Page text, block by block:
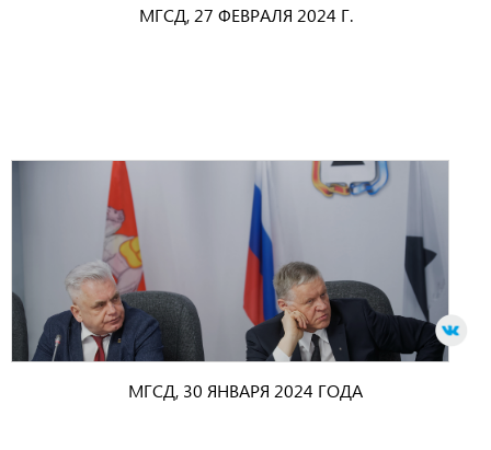
МГСД, 27 ФЕВРАЛЯ 2024 Г.
МГСД, 30 ЯНВАРЯ 2024 ГОДА